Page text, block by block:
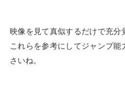
映像を見て真似するだけで充分
これらを参考にしてジャンプ
さいね。